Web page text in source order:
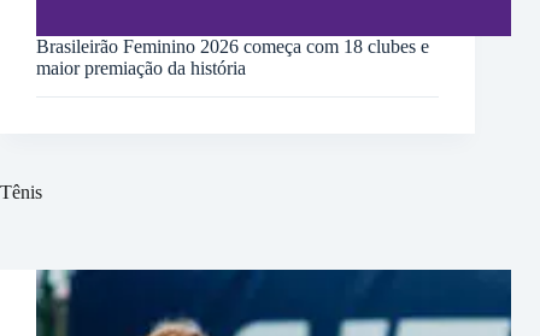
Brasileirão Feminino 2026 começa com 18 clubes e
maior premiação da história
Tênis